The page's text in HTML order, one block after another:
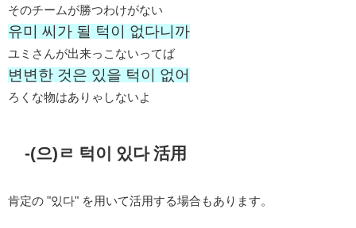
そのチームが勝つわけがない
유미 씨가 될 턱이 없다니까
ユミさんが出来っこないってば
변변한 것은 있을 턱이 없어
ろくな物はありゃしないよ
-(으)ㄹ 턱이 있다 活用
肯定の "있다" を用いて活用する場合もあります。